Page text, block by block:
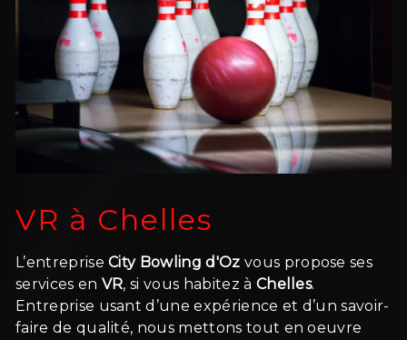
VR à Chelles
L’entrepriseCity Bowling d'Oz vous propose ses
services en VR, si vous habitez à Chelles.
Entreprise usant d’une expérience et d’un savoir-
faire de qualité, nous mettons tout en oeuvre